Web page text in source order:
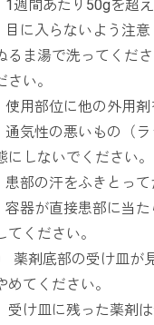
1週間あたり50gを超
目に入らないよう注
るま湯で洗ってくだ
さい。
使用部位に他の外用
通気性の悪いもの（
にしないでください。
患部の汗をふきとっ
容器が直接患部に当
てください。
） 薬剤底部の受け皿
めてください。
受け皿に残った薬剤